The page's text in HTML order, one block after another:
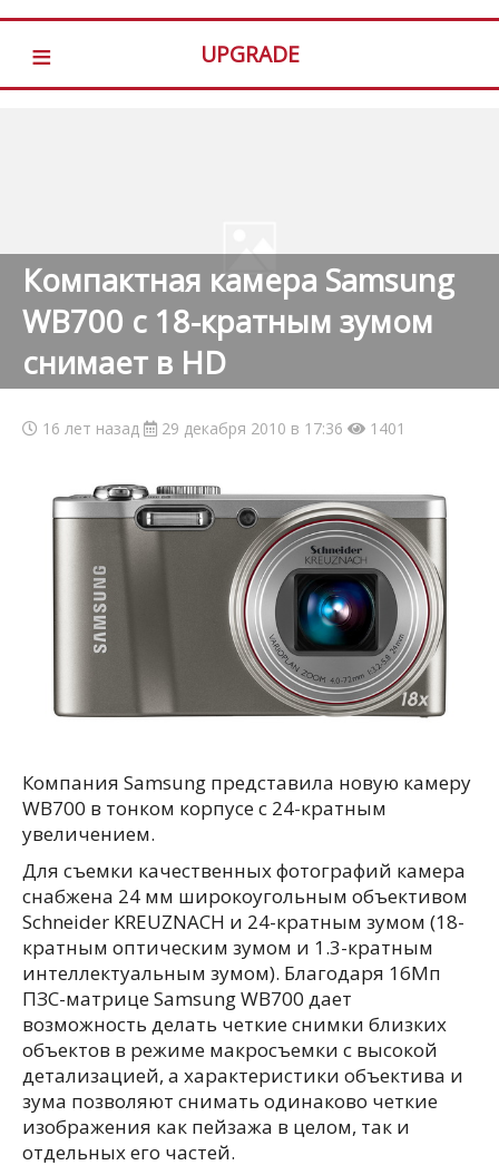
≡ UPGRADE
Компактная камера Samsung
WB700 с 18-кратным зумом
снимает в HD
16 лет назад 29 декабря 2010 в 17:36 1401
Компания Samsung представила новую камеру
WB700 в тонком корпусе с 24-кратным
увеличением.
Для съемки качественных фотографий камера
снабжена 24 мм широкоугольным объективом
Schneider KREUZNACH и 24-кратным зумом (18-
кратным оптическим зумом и 1.3-кратным
интеллектуальным зумом). Благодаря 16Мп
ПЗС-матрице Samsung WB700 дает
возможность делать четкие снимки близких
объектов в режиме макросъемки с высокой
детализацией, а характеристики объектива и
зума позволяют снимать одинаково четкие
изображения как пейзажа в целом, так и
отдельных его частей.